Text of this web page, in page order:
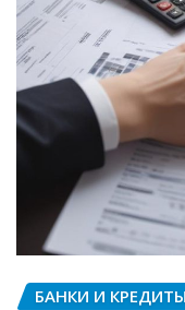
БАНКИ И КРЕДИТЫ